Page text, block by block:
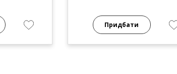
Придбати